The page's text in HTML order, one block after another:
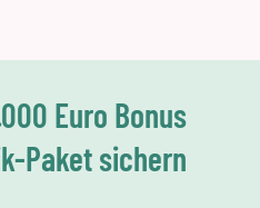
Euro Bonus
Paket sichern